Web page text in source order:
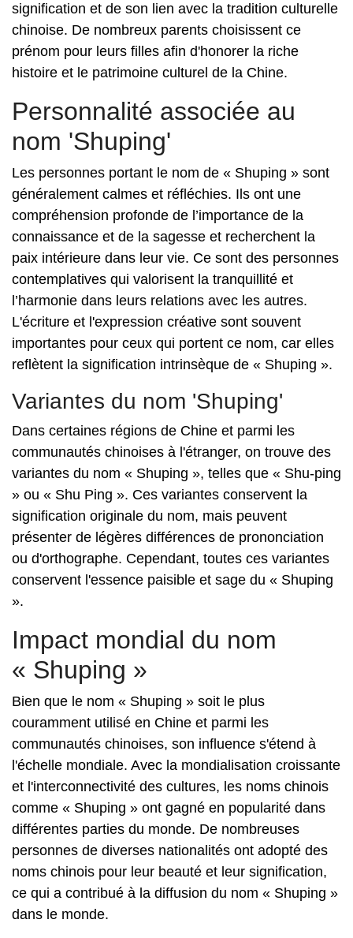
signification et de son lien avec la tradition culturelle
chinoise. De nombreux parents choisissent ce
prénom pour leurs filles afin d'honorer la riche
histoire et le patrimoine culturel de la Chine.
Personnalité associée au
nom 'Shuping'
Les personnes portant le nom de « Shuping » sont
généralement calmes et réfléchies. Ils ont une
compréhension profonde de l’importance de la
connaissance et de la sagesse et recherchent la
paix intérieure dans leur vie. Ce sont des personnes
contemplatives qui valorisent la tranquillité et
l’harmonie dans leurs relations avec les autres.
L'écriture et l'expression créative sont souvent
importantes pour ceux qui portent ce nom, car elles
reflètent la signification intrinsèque de « Shuping ».
Variantes du nom 'Shuping'
Dans certaines régions de Chine et parmi les
communautés chinoises à l'étranger, on trouve des
variantes du nom « Shuping », telles que « Shu-ping
» ou « Shu Ping ». Ces variantes conservent la
signification originale du nom, mais peuvent
présenter de légères différences de prononciation
ou d'orthographe. Cependant, toutes ces variantes
conservent l'essence paisible et sage du « Shuping
».
Impact mondial du nom
« Shuping »
Bien que le nom « Shuping » soit le plus
couramment utilisé en Chine et parmi les
communautés chinoises, son influence s'étend à
l'échelle mondiale. Avec la mondialisation croissante
et l'interconnectivité des cultures, les noms chinois
comme « Shuping » ont gagné en popularité dans
différentes parties du monde. De nombreuses
personnes de diverses nationalités ont adopté des
noms chinois pour leur beauté et leur signification,
ce qui a contribué à la diffusion du nom « Shuping »
dans le monde.